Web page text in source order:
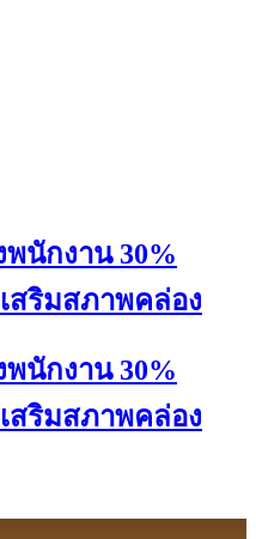
พนักงาน 30%
สริมสภาพคล่อง
พนักงาน 30%
สริมสภาพคล่อง